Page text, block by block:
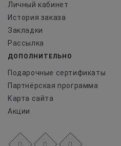
Личный кабинет
История заказа
Закладки
Рассылка
ДОПОЛНИТЕЛЬНО
Подарочные сертификаты
Партнёрская программа
Карта сайта
Акции